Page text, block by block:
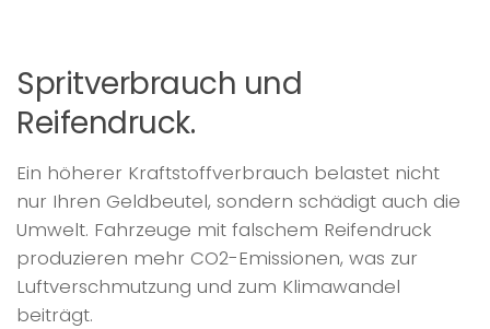
Spritverbrauch und
Reifendruck.
Ein höherer Kraftstoffverbrauch belastet nicht
nur Ihren Geldbeutel, sondern schädigt auch die
Umwelt. Fahrzeuge mit falschem Reifendruck
produzieren mehr CO2-Emissionen, was zur
Luftverschmutzung und zum Klimawandel
beiträgt.